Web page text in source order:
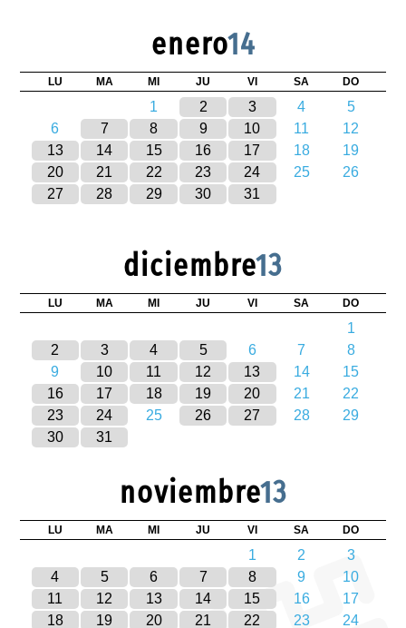
enero14
LU MA MI JU VI SA DO
1 2 3 4
5
6
7 8 9 10 11
12
13
14 15 16 17 18
19
20
21 22 23 24 25
26
27
28 29 30 31
diciembre13
LU MA MI JU VI SA DO
1
2
3 4 5 6 7
8
9
10 11 12 13 14
15
16
17 18 19 20 21
22
23
24 25 26 27 28
29
30
31
noviembre13
LU MA MI JU VI SA DO
1 2
3
4
5 6 7 8 9
10
11
12 13 14 15 16
17
18
19 20 21 22 23 24